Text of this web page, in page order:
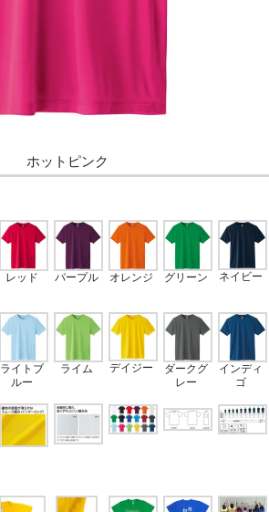
ホットピンク
レッド パープル オレンジ グリーン ネイビー
ライトブ
ルー
ライム デイジー
ダークグ
レー
インディ
ゴ